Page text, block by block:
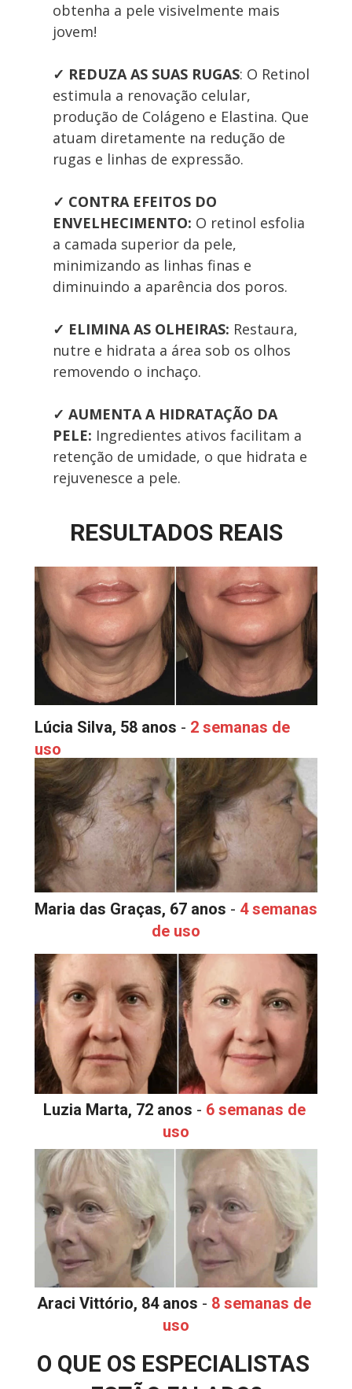
obtenha a pele visivelmente mais
jovem!
✓ REDUZA AS SUAS RUGAS: O Retinol
estimula a renovação celular,
produção de Colágeno e Elastina. Que
atuam diretamente na redução de
rugas e linhas de expressão.
✓ CONTRA EFEITOS DO
ENVELHECIMENTO: O retinol esfolia
a camada superior da pele,
minimizando as linhas finas e
diminuindo a aparência dos poros.
✓ ELIMINA AS OLHEIRAS: Restaura,
nutre e hidrata a área sob os olhos
removendo o inchaço.
✓ AUMENTA A HIDRATAÇÃO DA
PELE: Ingredientes ativos facilitam a
retenção de umidade, o que hidrata e
rejuvenesce a pele.
RESULTADOS REAIS
Lúcia Silva, 58 anos - 2 semanas de
uso
Maria das Graças, 67 anos - 4 semanas
de uso
Luzia Marta, 72 anos - 6 semanas de
uso
Araci Vittório, 84 anos - 8 semanas de
uso
O QUE OS ESPECIALISTAS